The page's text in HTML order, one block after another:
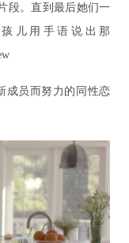
段。直到最后她们一
儿用手语说出那
成员而努力的 同性恋